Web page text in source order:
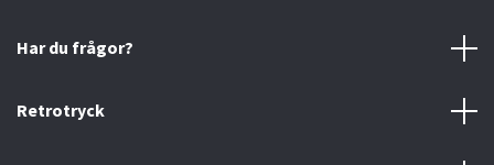
Har du frågor?
Retrotryck